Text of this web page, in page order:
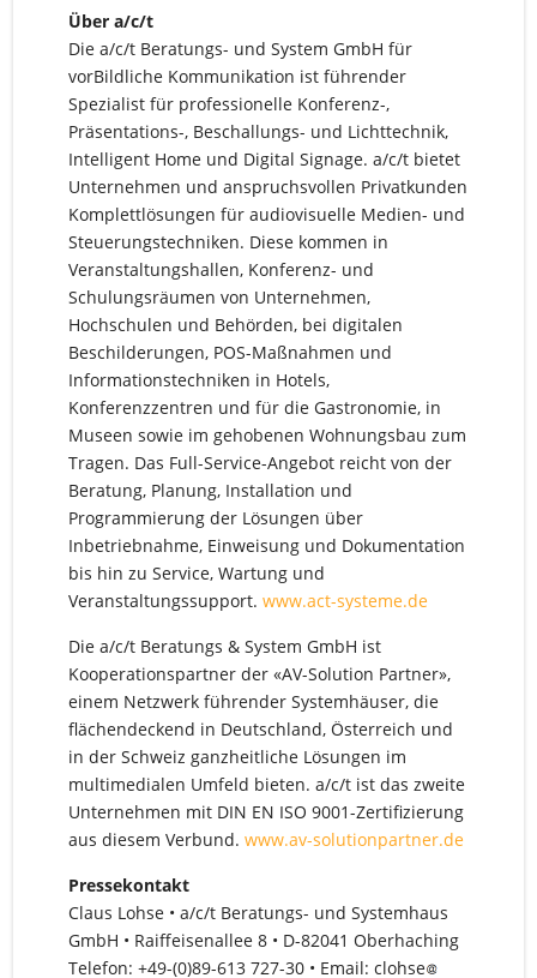
Über a/c/t
Die a/c/t Beratungs- und System GmbH für
vorBildliche Kommunikation ist führender
Spezialist für professionelle Konferenz-,
Präsentations-, Beschallungs- und Lichttechnik,
Intelligent Home und Digital Signage. a/c/t bietet
Unternehmen und anspruchsvollen Privatkunden
Komplettlösungen für audiovisuelle Medien- und
Steuerungstechniken. Diese kommen in
Veranstaltungshallen, Konferenz- und
Schulungsräumen von Unternehmen,
Hochschulen und Behörden, bei digitalen
Beschilderungen, POS-Maßnahmen und
Informationstechniken in Hotels,
Konferenzzentren und für die Gastronomie, in
Museen sowie im gehobenen Wohnungsbau zum
Tragen. Das Full-Service-Angebot reicht von der
Beratung, Planung, Installation und
Programmierung der Lösungen über
Inbetriebnahme, Einweisung und Dokumentation
bis hin zu Service, Wartung und
Veranstaltungssupport. www.act-systeme.de
Die a/c/t Beratungs & System GmbH ist
Kooperationspartner der «AV-Solution Partner»,
einem Netzwerk führender Systemhäuser, die
flächendeckend in Deutschland, Österreich und
in der Schweiz ganzheitliche Lösungen im
multimedialen Umfeld bieten. a/c/t ist das zweite
Unternehmen mit DIN EN ISO 9001-Zertifizierung
aus diesem Verbund. www.av-solutionpartner.de
Pressekontakt
Claus Lohse • a/c/t Beratungs- und Systemhaus
GmbH • Raiffeisenallee 8 • D-82041 Oberhaching
Telefon: +49-(0)89-613 727-30 • Email: clohse